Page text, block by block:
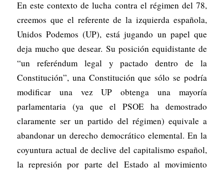
En este contexto de lucha contra el régimen del 78,
creemos que el referente de la izquierda española,
Unidos Podemos (UP), está jugando un papel que
deja mucho que desear. Su posición equidistante de
“un referéndum legal y pactado dentro de la
Constitución”, una Constitución que sólo se podría
modificar una vez UP obtenga una mayoría
parlamentaria (ya que el PSOE ha demostrado
claramente ser un partido del régimen) equivale a
abandonar un derecho democrático elemental. En la
coyuntura actual de declive del capitalismo español,
la represión por parte del Estado al movimiento